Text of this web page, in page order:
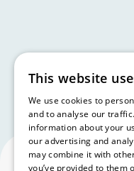
This website
We use cookies to
and to analyse our
information about your
our advertising and
may combine it with
you’ve provided to them